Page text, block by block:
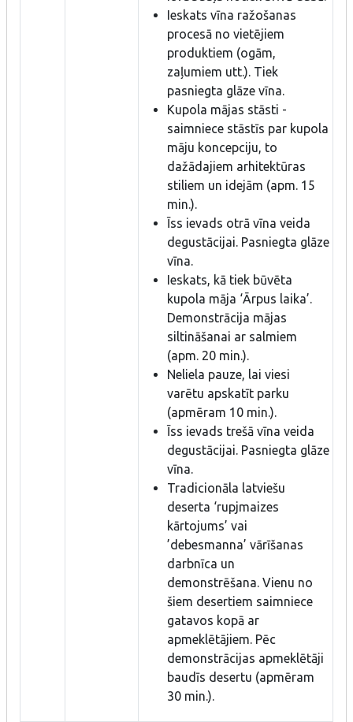
Ieskats vīna ražošanas
procesā no vietējiem
produktiem (ogām,
zaļumiem utt.). Tiek
pasniegta glāze vīna.
Kupola mājas stāsti -
saimniece stāstīs par kupola
māju koncepciju, to
dažādajiem arhitektūras
stiliem un idejām (apm. 15
min.).
Īss ievads otrā vīna veida
degustācijai. Pasniegta glāze
vīna.
Ieskats, kā tiek būvēta
kupola māja ‘Ārpus laika’.
Demonstrācija mājas
siltināšanai ar salmiem
(apm. 20 min.).
Neliela pauze, lai viesi
varētu apskatīt parku
(apmēram 10 min.).
Īss ievads trešā vīna veida
degustācijai. Pasniegta glāze
vīna.
Tradicionāla latviešu
deserta ‘rupjmaizes
kārtojums’ vai
’debesmanna’ vārīšanas
darbnīca un
demonstrēšana. Vienu no
šiem desertiem saimniece
gatavos kopā ar
apmeklētājiem. Pēc
demonstrācijas apmeklētāji
baudīs desertu (apmēram
30 min.).